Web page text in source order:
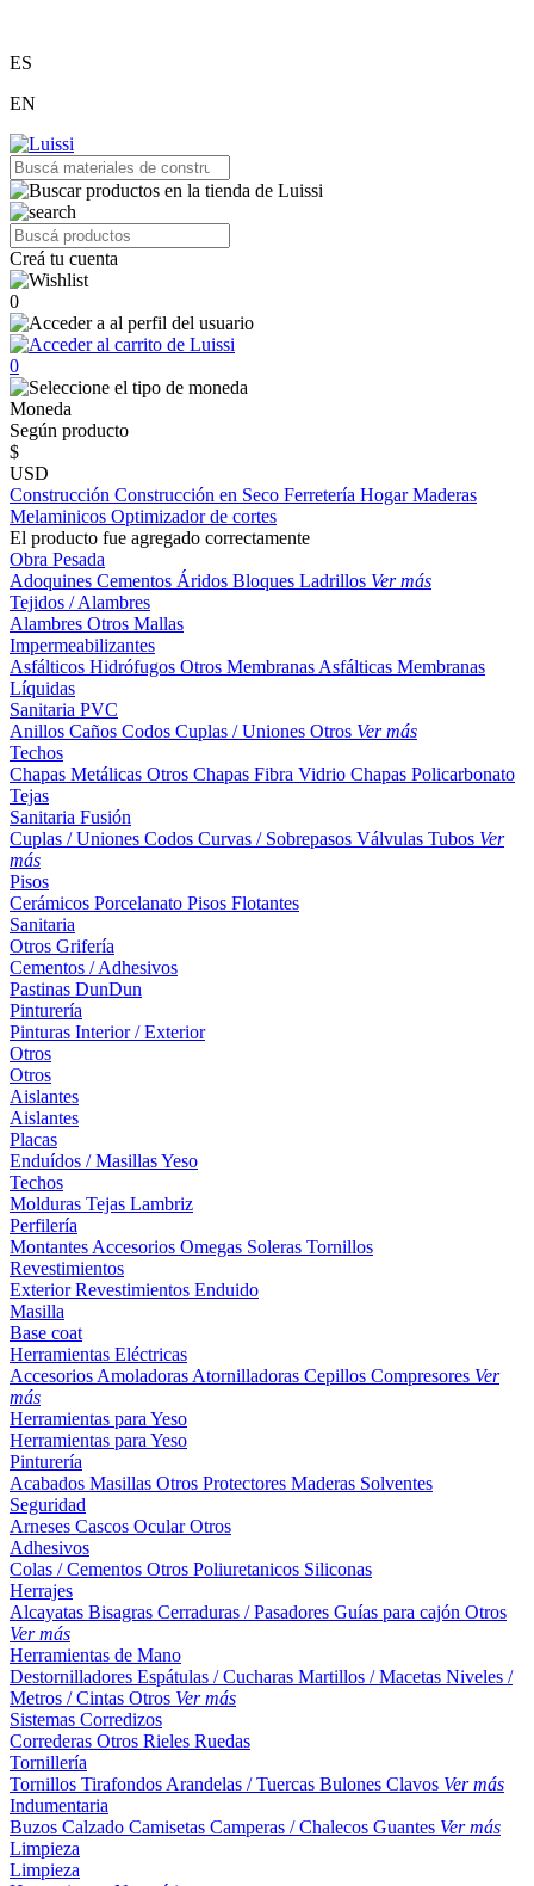
ES
EN
Creá tu cuenta
0
0
Moneda
Según producto
$
USD
Construcción Construcción en Seco Ferretería HogarMaderas
Melaminicos Optimizador de cortes
El producto fue agregado correctamente
Obra Pesada
Adoquines Cementos Áridos Bloques Ladrillos Ver más
Tejidos / Alambres
Alambres Otros Mallas
Impermeabilizantes
Asfálticos Hidrófugos Otros Membranas Asfálticas Membranas
Líquidas
Sanitaria PVC
Anillos Caños Codos Cuplas / Uniones Otros Ver más
Techos
Chapas Metálicas Otros Chapas Fibra Vidrio Chapas Policarbonato
Tejas
Sanitaria Fusión
Cuplas / Uniones Codos Curvas / Sobrepasos Válvulas Tubos Ver
más
Pisos
Cerámicos Porcelanato Pisos Flotantes
Sanitaria
Otros Grifería
Cementos / Adhesivos
Pastinas DunDun
Pinturería
Pinturas Interior / Exterior
Otros
Otros
Aislantes
Aislantes
Placas
Enduídos / MasillasYeso
Techos
Molduras Tejas Lambriz
Perfilería
Montantes Accesorios Omegas Soleras Tornillos
Revestimientos
ExteriorRevestimientos Enduido
Masilla
Base coat
Herramientas Eléctricas
Accesorios Amoladoras Atornilladoras Cepillos Compresores Ver
más
Herramientas para Yeso
Herramientas para Yeso
Pinturería
Acabados Masillas Otros Protectores Maderas Solventes
Seguridad
Arneses Cascos OcularOtros
Adhesivos
Colas / Cementos Otros Poliuretanicos Siliconas
Herrajes
Alcayatas Bisagras Cerraduras / Pasadores Guías para cajón Otros
Ver más
Herramientas de Mano
Destornilladores Espátulas / Cucharas Martillos / Macetas Niveles /
Metros / Cintas Otros Ver más
Sistemas Corredizos
Correderas Otros Rieles Ruedas
Tornillería
Tornillos Tirafondos Arandelas / Tuercas Bulones Clavos Ver más
Indumentaria
Buzos Calzado Camisetas Camperas / Chalecos Guantes Ver más
Limpieza
Limpieza